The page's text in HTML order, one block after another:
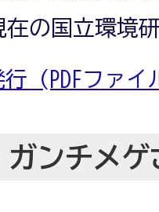
の国立環境
行 (PDFファ
ガンチメゲ